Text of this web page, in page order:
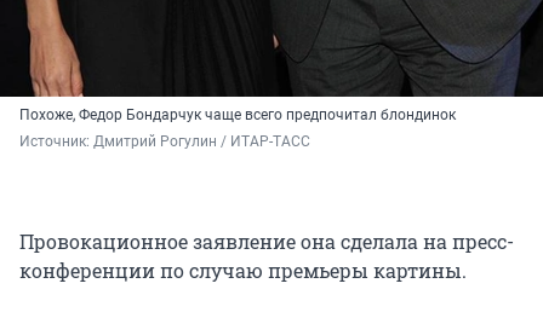
Похоже, Федор Бондарчук чаще всего предпочитал блондинок
Источник: Дмитрий Рогулин / ИТАР-ТАСС
Провокационное заявление она сделала на пресс-
конференции по случаю премьеры картины.